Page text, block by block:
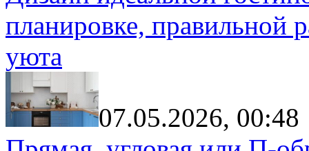
планировке, правильной
уюта
07.05.2026, 00:48